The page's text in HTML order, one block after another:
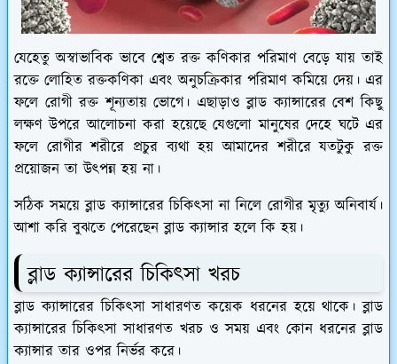
যেহেতু অস্বাভাবিক ভাবে শ্বেত রক্ত কণিকার পরিমাণ বেড়ে যায় তাই
রক্তে লোহিত রক্তকণিকা এবং অনুচক্রিকার পরিমাণ কমিয়ে দেয়। এর
ফলে রোগী রক্ত শূন্যতায় ভোগে। এছাড়াও ব্লাড ক্যান্সারের বেশ কিছু
লক্ষণ উপরে আলোচনা করা হয়েছে যেগুলো মানুষের দেহে ঘটে এর
ফলে রোগীর শরীরে প্রচুর ব্যথা হয় আমাদের শরীরে যতটুকু রক্ত
প্রয়োজন তা উৎপন্ন হয় না।
সঠিক সময়ে ব্লাড ক্যান্সারের চিকিৎসা না নিলে রোগীর মৃত্যু অনিবার্য।
আশা করি বুঝতে পেরেছেন ব্লাড ক্যান্সার হলে কি হয়।
ব্লাড ক্যান্সারের চিকিৎসা খরচ
ব্লাড ক্যান্সারের চিকিৎসা সাধারণত কয়েক ধরনের হয়ে থাকে। ব্লাড
ক্যান্সারের চিকিৎসা সাধারণত খরচ ও সময় এবং কোন ধরনের ব্লাড
ক্যান্সার তার ওপর নির্ভর করে।